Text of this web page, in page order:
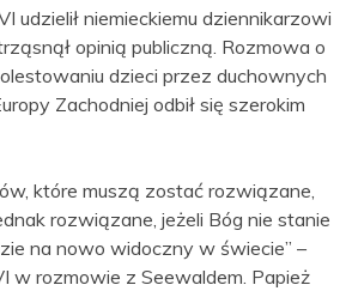
udzielił niemieckiemu dziennikarzowi
opinią publiczną. Rozmowa o
dzieci przez duchownych
Zachodniej odbił się szerokim
które muszą zostać rozwiązane,
rozwiązane, jeżeli Bóg nie stanie
na nowo widoczny w świecie” –
w rozmowie z Seewaldem. Papież